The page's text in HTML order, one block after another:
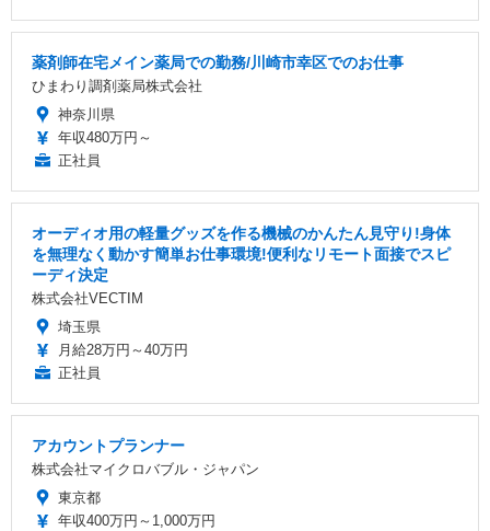
薬剤師在宅メイン薬局での勤務/川崎市幸区でのお仕事
ひまわり調剤薬局株式会社
神奈川県
年収480万円～
正社員
オーディオ用の軽量グッズを作る機械のかんたん見守り!身体
を無理なく動かす簡単お仕事環境!便利なリモート面接でスピ
ーディ決定
株式会社VECTIM
埼玉県
月給28万円～40万円
正社員
アカウントプランナー
株式会社マイクロバブル・ジャパン
東京都
年収400万円～1,000万円